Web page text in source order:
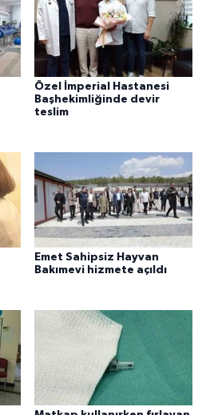
Özel İmperial Hastanesi
Başhekimliğinde devir
teslim
Emet Sahipsiz Hayvan
Bakımevi hizmete açıldı